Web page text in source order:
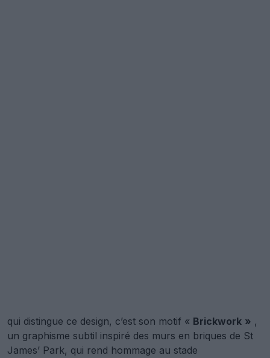
qui distingue ce design, c’est son motif « Brickwork » ,
un graphisme subtil inspiré des murs en briques de St
James’ Park, qui rend hommage au stade